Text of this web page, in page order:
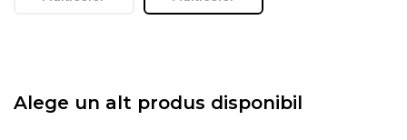
Alege un alt produs disponibil